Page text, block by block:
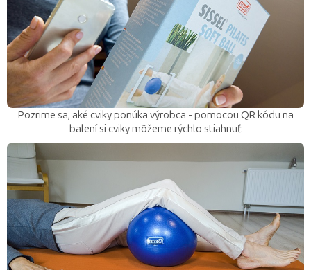
Pozrime sa, aké cviky ponúka výrobca - pomocou QR kódu na
balení si cviky môžeme rýchlo stiahnuť